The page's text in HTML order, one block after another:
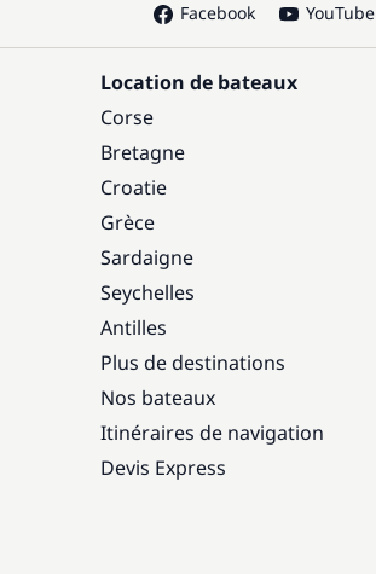
Facebook YouTube
Location de bateaux
Corse
Bretagne
Croatie
Grèce
Sardaigne
Seychelles
Antilles
Plus de destinations
Nos bateaux
Itinéraires de navigation
Devis Express